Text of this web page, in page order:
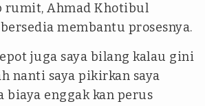
rumit, Ahmad Khotibul
membantu prosesnya.
juga saya bilang kalau gini
nanti saya pikirkan saya
biaya enggak kan perus